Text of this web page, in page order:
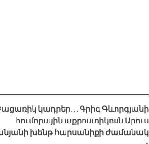
կադրեր… Գրիգ Գևորգյանի
հումորային աքրոստիկոսն Արուս
խենթ հարսանիքի ժամանակ